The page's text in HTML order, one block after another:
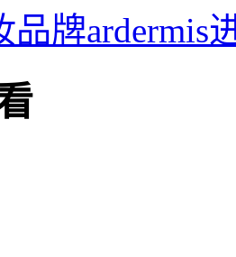
品牌ardermis